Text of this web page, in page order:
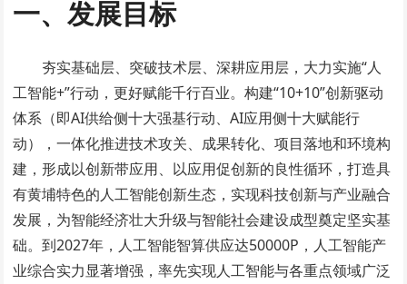
一、发展目标
夯实基础层、突破技术层、深耕应用层，大力实施“人
工智能+”行动，更好赋能千行百业。构建“10+10”创新驱动
体系（即AI供给侧十大强基行动、AI应用侧十大赋能行
动），一体化推进技术攻关、成果转化、项目落地和环境构
建，形成以创新带应用、以应用促创新的良性循环，打造具
有黄埔特色的人工智能创新生态，实现科技创新与产业融合
发展，为智能经济壮大升级与智能社会建设成型奠定坚实基
础。到2027年，人工智能智算供应达50000P，人工智能产
业综合实力显著增强，率先实现人工智能与各重点领域广泛